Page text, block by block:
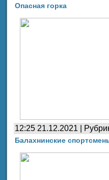
Опасная горка
12:25 21.12.2021 |
Балахнинские